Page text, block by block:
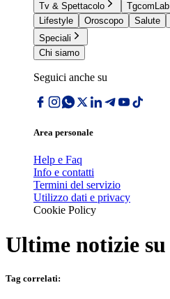
Tv & Spettacolo
TgcomLab
Lifestyle
Oroscopo Salute
Speciali
Chi siamo
Seguici anche su
Area personale
Help e Faq
Info e contatti
Termini del servizio
Utilizzo dati e privacy
Cookie Policy
Ultime notizie su
Tag correlati: